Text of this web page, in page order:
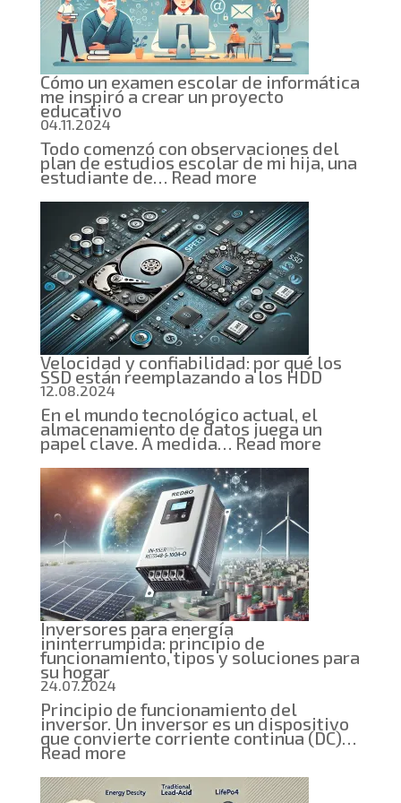
Cómo un examen escolar de informática
me inspiró a crear un proyecto
educativo
04.11.2024
Todo comenzó con observaciones del
plan de estudios escolar de mi hija, una
estudiante de…Read more:
Cómo
un
examen
escolar
de
informática
me
inspiró
a
crear
un
educativo
Velocidad y confiabilidad: por qué los
SSD están reemplazando a los HDD
12.08.2024
En el mundo tecnológico actual, el
almacenamiento de datos juega un
papel clave. A medida…Read more:
Velocidad
Inversores para energía
ininterrumpida: principio de
funcionamiento, tipos y soluciones para
su hogar
24.07.2024
Principio de funcionamiento del
inversor. Un inversor es un dispositivo
que convierte corriente continua (DC)…
Read more:
Inversores
para
energía